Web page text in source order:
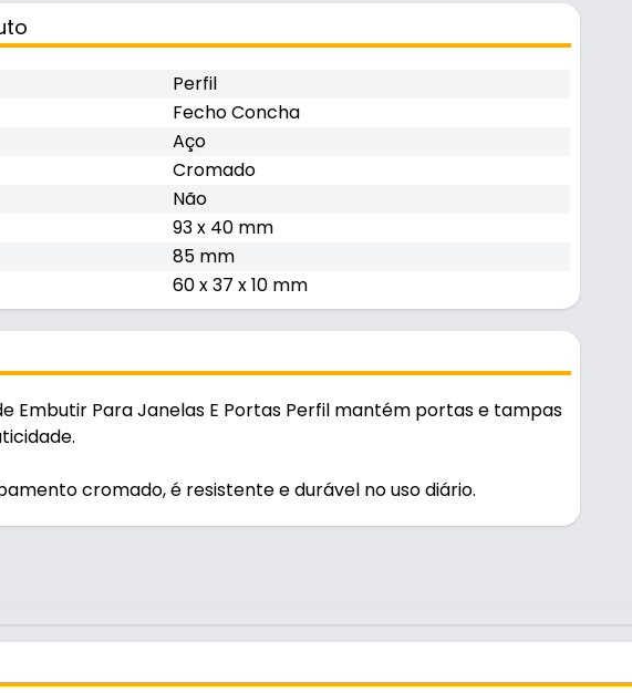
Perfil
Fecho Concha
Aço
Cromado
Não
93 x 40 mm
85 mm
60 x 37 x 10 mm
Embutir Para Janelas E Portas Perfil mantém portas e tampas
cromado, é resistente e durável no uso diário.